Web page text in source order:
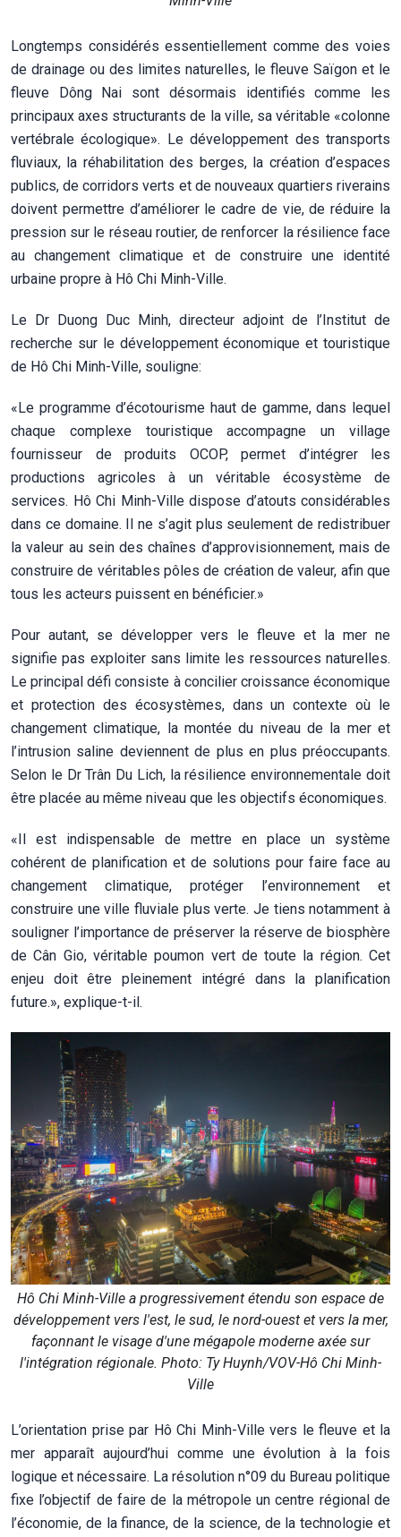
Longtemps considérés essentiellement comme des voies
de drainage ou des limites naturelles, le fleuve Saïgon et le
fleuve Dông Nai sont désormais identifiés comme les
principaux axes structurants de la ville, sa véritable «colonne
vertébrale écologique». Le développement des transports
fluviaux, la réhabilitation des berges, la création d’espaces
publics, de corridors verts et de nouveaux quartiers riverains
doivent permettre d’améliorer le cadre de vie, de réduire la
pression sur le réseau routier, de renforcer la résilience face
au changement climatique et de construire une identité
urbaine propre à Hô Chi Minh-Ville.
Le Dr Duong Duc Minh, directeur adjoint de l’Institut de
recherche sur le développement économique et touristique
de Hô Chi Minh-Ville, souligne:
«Le programme d’écotourisme haut de gamme, dans lequel
chaque complexe touristique accompagne un village
fournisseur de produits OCOP, permet d’intégrer les
productions agricoles à un véritable écosystème de
services. Hô Chi Minh-Ville dispose d’atouts considérables
dans ce domaine. Il ne s’agit plus seulement de redistribuer
la valeur au sein des chaînes d’approvisionnement, mais de
construire de véritables pôles de création de valeur, afin que
tous les acteurs puissent en bénéficier.»
Pour autant, se développer vers le fleuve et la mer ne
signifie pas exploiter sans limite les ressources naturelles.
Le principal défi consiste à concilier croissance économique
et protection des écosystèmes, dans un contexte où le
changement climatique, la montée du niveau de la mer et
l’intrusion saline deviennent de plus en plus préoccupants.
Selon le Dr Trân Du Lich, la résilience environnementale doit
être placée au même niveau que les objectifs économiques.
«Il est indispensable de mettre en place un système
cohérent de planification et de solutions pour faire face au
changement climatique, protéger l’environnement et
construire une ville fluviale plus verte. Je tiens notamment à
souligner l’importance de préserver la réserve de biosphère
de Cân Gio, véritable poumon vert de toute la région. Cet
enjeu doit être pleinement intégré dans la planification
future.», explique-t-il.
Hô Chi Minh-Ville a progressivement étendu son espace de
développement vers l'est, le sud, le nord-ouest et vers la mer,
façonnant le visage d'une mégapole moderne axée sur
l'intégration régionale. Photo: Ty Huynh/VOV-Hô Chi Minh-
Ville
L’orientation prise par Hô Chi Minh-Ville vers le fleuve et la
mer apparaît aujourd’hui comme une évolution à la fois
logique et nécessaire. La résolution n°09 du Bureau politique
fixe l’objectif de faire de la métropole un centre régional de
l’économie, de la finance, de la science, de la technologie et